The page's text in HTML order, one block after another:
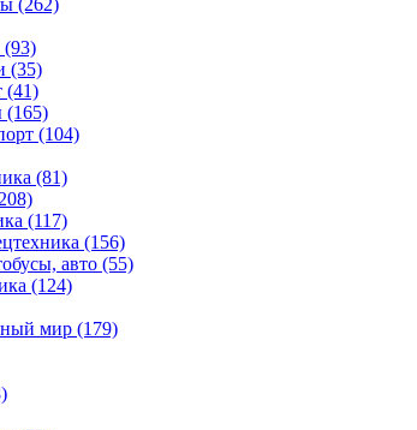
(262)
(93)
(35)
(41)
(165)
(104)
(81)
(117)
(156)
авто (55)
(124)
мир (179)